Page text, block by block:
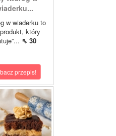
w wiaderku to
który
⇖ 30
przepis!